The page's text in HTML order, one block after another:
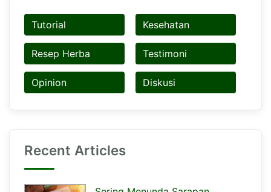
Tutorial Kesehatan
Resep Herba Testimoni
Opinion Diskusi
Recent Articles